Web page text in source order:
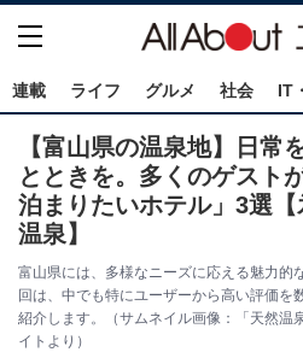
連載 ライフ グルメ 社会 IT
【富山県の温泉地】日常
とときを。多くのゲスト
泊まりたいホテル」3選
温泉】
富山県には、多様なニーズに応える魅力的
回は、中でも特にユーザーから高い評価を
紹介します。（サムネイル画像：「天然温
イトより）